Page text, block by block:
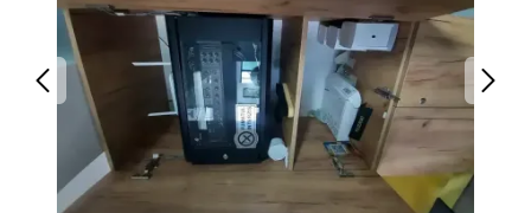
Servicii
Animale de companie
Afaceri și echipamente profesionale
Inchiriere Bunuri si Vehicule
Utilaje agricole si industriale
Piese auto si accesorii
Dacia Duster